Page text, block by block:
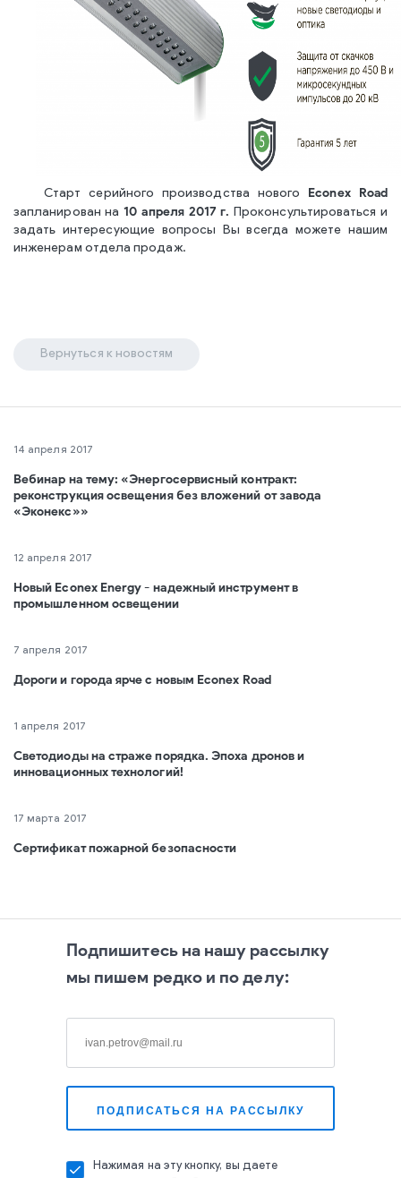
14 апреля 2017
Вебинар на тему: «Энергосервисный контракт:
реконструкция освещения без вложений от завода
«Эконекс»»
12 апреля 2017
Новый Econex Energy - надежный инструмент в
промышленном освещении
7 апреля 2017
Дороги и города ярче с новым Econex Road
1 апреля 2017
Светодиоды на страже порядка. Эпоха дронов и
инновационных технологий!
17 марта 2017
Сертификат пожарной безопасности
Старт серийного производства нового Econex Road
запланирован на 10 апреля 2017 г. Проконсультироваться и
задать интересующие вопросы Вы всегда можете нашим
инженерам отдела продаж.
Вернуться к новостям
Подпишитесь на нашу рассылку
мы пишем редко и по делу:
Нажимая на эту кнопку, вы даете